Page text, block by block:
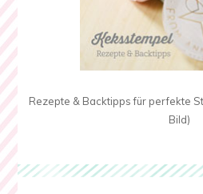
Rezepte & Backtipps für perfekte
Bild)